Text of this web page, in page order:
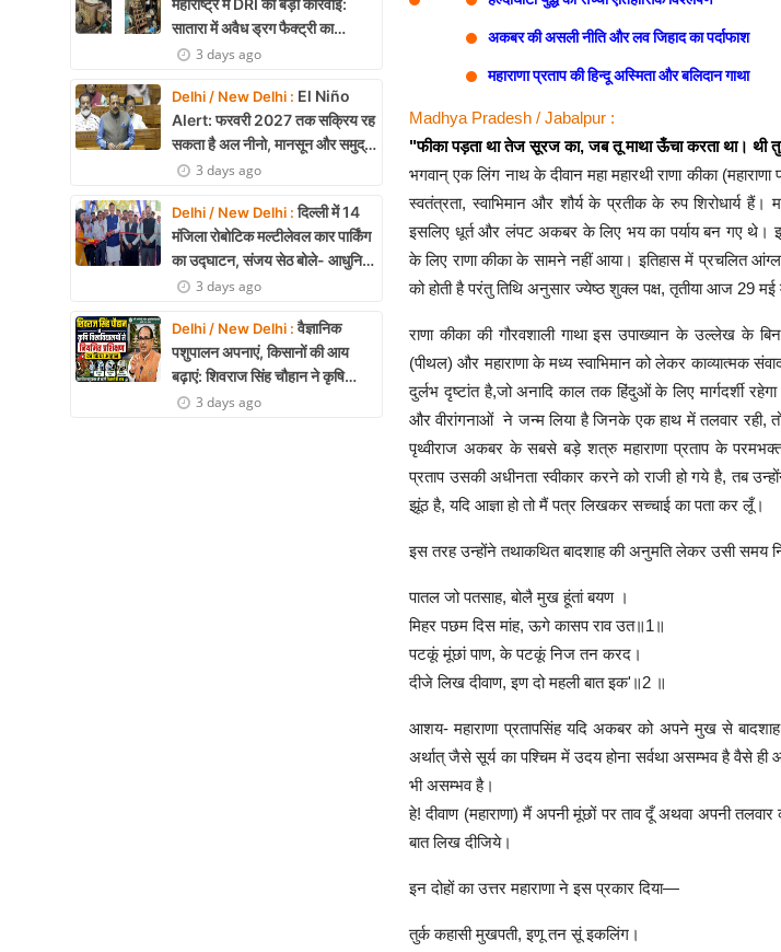
महाराष्ट्र में DRI की बड़ी कार्रवाई:
सातारा में अवैध ड्रग फैक्ट्री का
भंडाफोड़, अल्प्राजोलम और डायजेपाम
3 days ago
Delhi / New Delhi : El Niño
Alert: फरवरी 2027 तक सक्रिय रह
सकता है अल नीनो, मानसून और समुद्री
पारिस्थितिकी पर असर की आशंका
3 days ago
Delhi / New Delhi :दिल्ली में 14
मंजिला रोबोटिक मल्टीलेवल कार पार्किंग
का उद्घाटन, संजय सेठ बोले- आधुनिक
तकनीक से मिलेगी बड़ी राहत
3 days ago
Delhi / New Delhi :वैज्ञानिक
पशुपालन अपनाएं, किसानों की आय
बढ़ाएं: शिवराज सिंह चौहान ने कृषि
विश्वविद्यालयों से नियमित प्रशिक्षण का
3 days ago
अकबर की असली नीति और लव जिहाद का पर्दाफाश
महाराणा प्रताप की हिन्दू अस्मिता और बलिदान गाथा
Madhya Pradesh / Jabalpur :
"फीका पड़ता था तेज सूरज का, जब तू माथा ऊँचा करता था। थी
भगवान् एक लिंग नाथ के दीवान महा महारथी राणा कीका (महाराणा
स्वतंत्रता, स्वाभिमान और शौर्य के प्रतीक के रुप शिरोधार्य हैं।
इसलिए धूर्त और लंपट अकबर के लिए भय का पर्याय बन गए थे।
के लिए राणा कीका के सामने नहीं आया। इतिहास में प्रचलित
को होती है परंतु तिथि अनुसार ज्येष्ठ शुक्ल पक्ष, तृतीया आज 29 मई
राणा कीका की गौरवशाली गाथा इस उपाख्यान के उल्लेख के
(पीथल) और महाराणा के मध्य स्वाभिमान को लेकर काव्यात्मक
दुर्लभ दृष्टांत है,जो अनादि काल तक हिंदुओं के लिए मार्गदर्शी
और वीरांगनाओं ने जन्म लिया है जिनके एक हाथ में तलवार
पृथ्वीराज अकबर के सबसे बड़े शत्रु महाराणा प्रताप के
प्रताप उसकी अधीनता स्वीकार करने को राजी हो गये है, तब
झूंठ है, यदि आज्ञा हो तो मैं पत्र लिखकर सच्चाई का पता कर लूँ।
इस तरह उन्होंने तथाकथित बादशाह की अनुमति लेकर उसी समय
पातल जो पतसाह, बोलै मुख हूंतां बयण ।
मिहर पछम दिस मांह, ऊगे कासप राव उत॥1॥
पटकूं मूंछां पाण, के पटकूं निज तन करद।
दीजे लिख दीवाण, इण दो महली बात इक'॥2 ॥
आशय- महाराणा प्रतापसिंह यदि अकबर को अपने मुख से
अर्थात् जैसे सूर्य का पश्चिम में उदय होना सर्वथा असम्भव है वैसे
भी असम्भव है।
हे! दीवाण (महाराणा) मैं अपनी मूंछों पर ताव दूँ अथवा अपनी
बात लिख दीजिये।
इन दोहों का उत्तर महाराणा ने इस प्रकार दिया—
तुर्क कहासी मुखपती, इणू तन सूं इकलिंग।